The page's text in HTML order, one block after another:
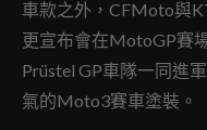
車款之外，CFMoto與
更宣布會在MotoGP賽
Prüstel GP車隊一同進
氣的Moto3賽車塗裝。